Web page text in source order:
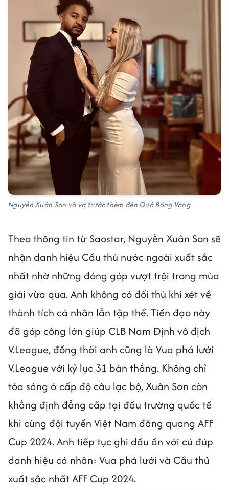
Nguyễn Xuân Son và vợ trước thềm đến Quả Bóng Vàng.
Theo thông tin từ Saostar, Nguyễn Xuân Son sẽ
nhận danh hiệu Cầu thủ nước ngoài xuất sắc
nhất nhờ những đóng góp vượt trội trong mùa
giải vừa qua. Anh không có đối thủ khi xét về
thành tích cá nhân lẫn tập thể. Tiền đạo này
đã góp công lớn giúp CLB Nam Định vô địch
V.League, đồng thời anh cũng là Vua phá lưới
V.League với kỷ lục 31 bàn thắng. Không chỉ
tỏa sáng ở cấp độ câu lạc bộ, Xuân Sơn còn
khẳng định đẳng cấp tại đấu trường quốc tế
khi cùng đội tuyển Việt Nam đăng quang AFF
Cup 2024. Anh tiếp tục ghi dấu ấn với cú đúp
danh hiệu cá nhân: Vua phá lưới và Cầu thủ
xuất sắc nhất AFF Cup 2024.